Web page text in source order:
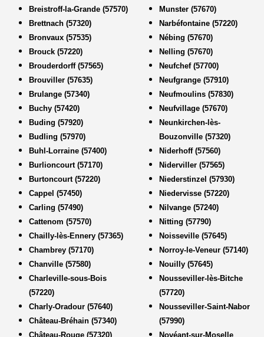
Breistroff-la-Grande (57570)
Brettnach (57320)
Bronvaux (57535)
Brouck (57220)
Brouderdorff (57565)
Brouviller (57635)
Brulange (57340)
Buchy (57420)
Buding (57920)
Budling (57970)
Buhl-Lorraine (57400)
Burlioncourt (57170)
Burtoncourt (57220)
Cappel (57450)
Carling (57490)
Cattenom (57570)
Chailly-lès-Ennery (57365)
Chambrey (57170)
Chanville (57580)
Charleville-sous-Bois
(57220)
Charly-Oradour (57640)
Château-Bréhain (57340)
Château-Rouge (57320)
Munster (57670)
Narbéfontaine (57220)
Nébing (57670)
Nelling (57670)
Neufchef (57700)
Neufgrange (57910)
Neufmoulins (57830)
Neufvillage (57670)
Neunkirchen-lès-
Bouzonville (57320)
Niderhoff (57560)
Niderviller (57565)
Niederstinzel (57930)
Niedervisse (57220)
Nilvange (57240)
Nitting (57790)
Noisseville (57645)
Norroy-le-Veneur (57140)
Nouilly (57645)
Nousseviller-lès-Bitche
(57720)
Nousseviller-Saint-Nabor
(57990)
Novéant-sur-Moselle